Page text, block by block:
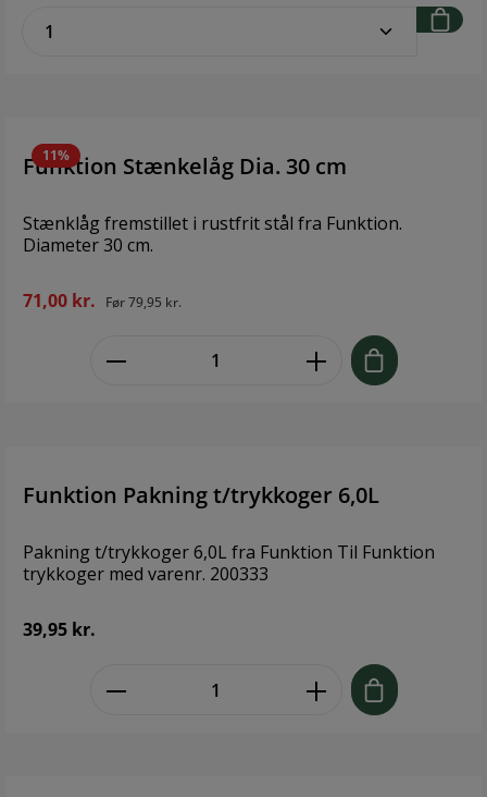
11%
Funktion Stænkelåg Dia. 30 cm
Stænklåg fremstillet i rustfrit stål fra Funktion.
Diameter 30 cm.
71,00 kr. Før79,95 kr.
Funktion Pakning t/trykkoger 6,0L
Pakning t/trykkoger 6,0L fra Funktion Til Funktion
trykkoger med varenr. 200333
39,95 kr.